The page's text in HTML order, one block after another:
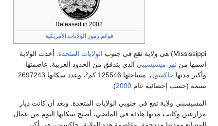
الولايات المتحدة. أخذت الولاية
الذي يتدفق من الحدود الغربية. عاصمتها
. مساحتها 125546 كم²، وعدد سكانها 2697243
2000
).
الولايات المتحدة. وبعد أن كانت ديار
في الماضي، أصبح سكانها اليوم من عمال